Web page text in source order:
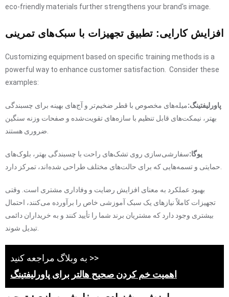
eco-friendly materials further strengthens your brand's image.
افزایش کارایی: تطبیق تجهیزات با سبک‌های تمرینی
Customizing equipment based on specific training methods is a
powerful way to enhance customer satisfaction. Consider these
examples:
پاورلیفتینگ:میله‌های مخصوص با قطر ضخیم‌تر و آج‌های بهینه برای چسبندگی
بهتر، نیمکت‌های قابل تنظیم با سازه‌های تقویت‌شده و صفحات وزنه سنگین
ضروری هستند.
یوگا:سفارشی‌سازی روی تشک‌های راحت با چسبندگی بهتر، بلوک‌های
حمایتی و تسمه‌هایی که برای حالت‌های مختلف طراحی شده‌اند، تمرکز دارد.
بهبود عملکرد به معنای افزایش رضایت و وفاداری مشتری است. وقتی
تجهیزات کاملاً نیازهای یک سبک آموزشی خاص را برآورده می‌کنند، احتمال
بیشتری وجود دارد که مشتریان برند شما را تأیید کنند و به خریداران دائمی
تبدیل شوند.
به وبلاگ مراجعه کنید >>
اهمیت خم کردن صحیح هالتر برای پاورلیفتینگ